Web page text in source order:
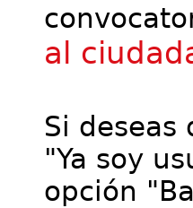
al
Si
"Ya soy
opción